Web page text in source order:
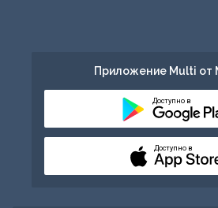
Приложение Multi от
Доступно в
Доступно в